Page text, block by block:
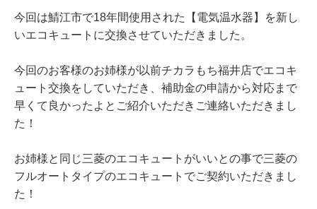
今回は鯖江市で18年間使用された【電気温水器】を新し
いエコキュートに交換させていただきました。
今回のお客様のお姉様が以前チカラもち福井店でエコキ
ュート交換をしていただき、補助金の申請から対応まで
早くて良かったよとご紹介いただきご連絡いただきまし
た！
お姉様と同じ三菱のエコキュートがいいとの事で三菱の
フルオートタイプのエコキュートでご契約いただきまし
た！